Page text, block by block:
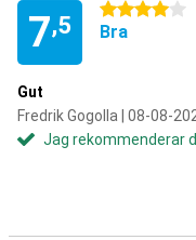
7,5
4 stjärnor
Bra
Gut
Fredrik Gogolla | 08-08-
Jag rekommenderar